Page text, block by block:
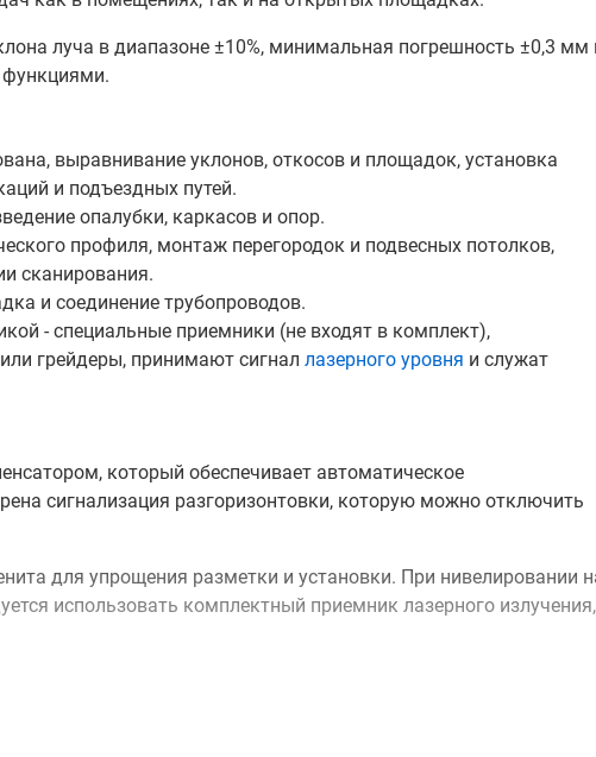
луча в диапазоне ±10%, минимальная погрешность ±0,3 мм
выравнивание уклонов, откосов и площадок, установка
и подъездных путей.
опалубки, каркасов и опор.
профиля, монтаж перегородок и подвесных потолков,
сканирования.
и соединение трубопроводов.
- специальные приемники (не входят в комплект),
грейдеры, принимают сигнал лазерного уровня и служат
который обеспечивает автоматическое
сигнализация разгоризонтовки, которую можно отключить
для упрощения разметки и установки. При нивелировании
использовать комплектный приемник лазерного излучения,
наглядным дисплеем для отображения статуса